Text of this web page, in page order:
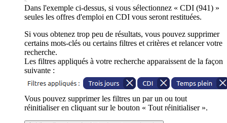
Dans l'exemple ci-dessus, si vous sélectionnez « CDI (941) »
seules les offres d'emploi en CDI vous seront restituées.
Si vous obtenez trop peu de résultats, vous pouvez supprimer
certains mots-clés ou certains filtres et critères et relancer votre
recherche.
Les filtres appliqués à votre recherche apparaissent de la façon
suivante :
Vous pouvez supprimer les filtres un par un ou tout
réinitialiser en cliquant sur le bouton « Tout réinitialiser ».